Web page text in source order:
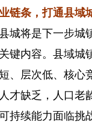
条，打通县域城
将是下一步城
键内容。县域
、层次低、核心
才缺乏，人口
持续能力面临挑